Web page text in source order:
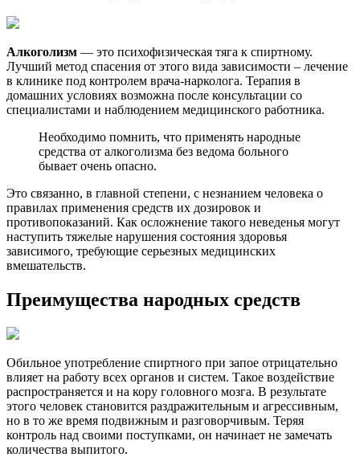
Алкоголизм — это психофизическая тяга к спиртному.
Лучший метод спасения от этого вида зависимости – лечение
в клинике под контролем врача-нарколога. Терапия в
домашних условиях возможна после консультации со
специалистами и наблюдением медицинского работника.
Необходимо помнить, что применять народные
средства от алкоголизма без ведома больного
бывает очень опасно.
Это связанно, в главной степени, с незнанием человека о
правилах применения средств их дозировок и
противопоказаний. Как осложнение такого неведенья могут
наступить тяжелые нарушения состояния здоровья
зависимого, требующие серьезных медицинских
вмешательств.
Преимущества народных средств
Обильное употребление спиртного при запое отрицательно
влияет на работу всех органов и систем. Такое воздействие
распространяется и на кору головного мозга. В результате
этого человек становится раздражительным и агрессивным,
но в то же время подвижным и разговорчивым. Теряя
контроль над своими поступками, он начинает не замечать
количества выпитого.